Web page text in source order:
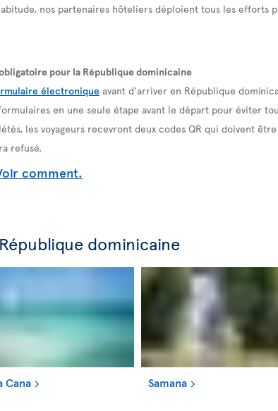
nos partenaires hôteliers déploient tous les efforts
pour la République dominicaine
électronique avant d'arriver en République
en une seule étape avant le départ pour éviter
les voyageurs recevront deux codes QR qui doivent
refusé.
dominicaine
Cana Samana